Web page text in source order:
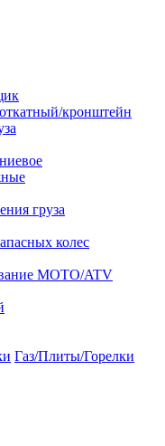
кронштейн
груза
колес
MOTO/ATV
Газ/Плиты/Горелки